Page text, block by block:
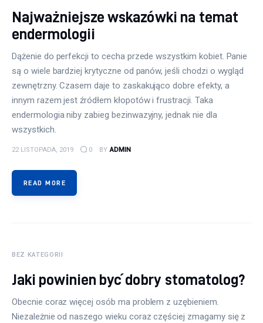
Najważniejsze wskazówki na temat
endermologii
Dążenie do perfekcji to cecha przede wszystkim kobiet. Panie
są o wiele bardziej krytyczne od panów, jeśli chodzi o wygląd
zewnętrzny. Czasem daje to zaskakująco dobre efekty, a
innym razem jest źródłem kłopotów i frustracji. Taka
endermologia niby zabieg bezinwazyjny, jednak nie dla
wszystkich.
22 LISTOPADA, 2019 0 BY ADMIN
READ MORE
BEZ KATEGORII
Jaki powinien być dobry stomatolog?
Obecnie coraz więcej osób ma problem z uzębieniem.
Niezależnie od naszego wieku coraz częściej zmagamy się z